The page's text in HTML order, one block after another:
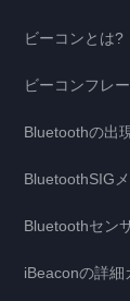
ビーコンとは?
ビーコンフレ
Bluetoothの出
BluetoothSIG
Bluetoothセン
iBeaconの詳細